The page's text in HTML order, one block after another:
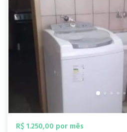
R$ 1.250,00 por mês